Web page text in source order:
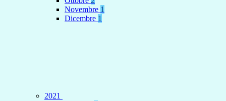
Novembre 1
Dicembre 1
2021